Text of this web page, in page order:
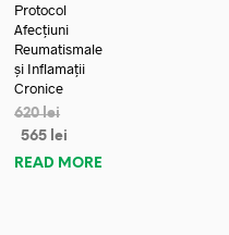
Protocol
Afecțiuni
Reumatismale
și Inflamații
Cronice
620lei
565 lei
READ MORE